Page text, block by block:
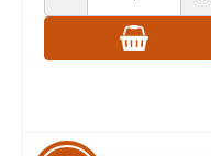
ANZAHL VERRINGERN